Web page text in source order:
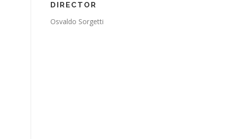
DIRECTOR
Osvaldo Sorgetti